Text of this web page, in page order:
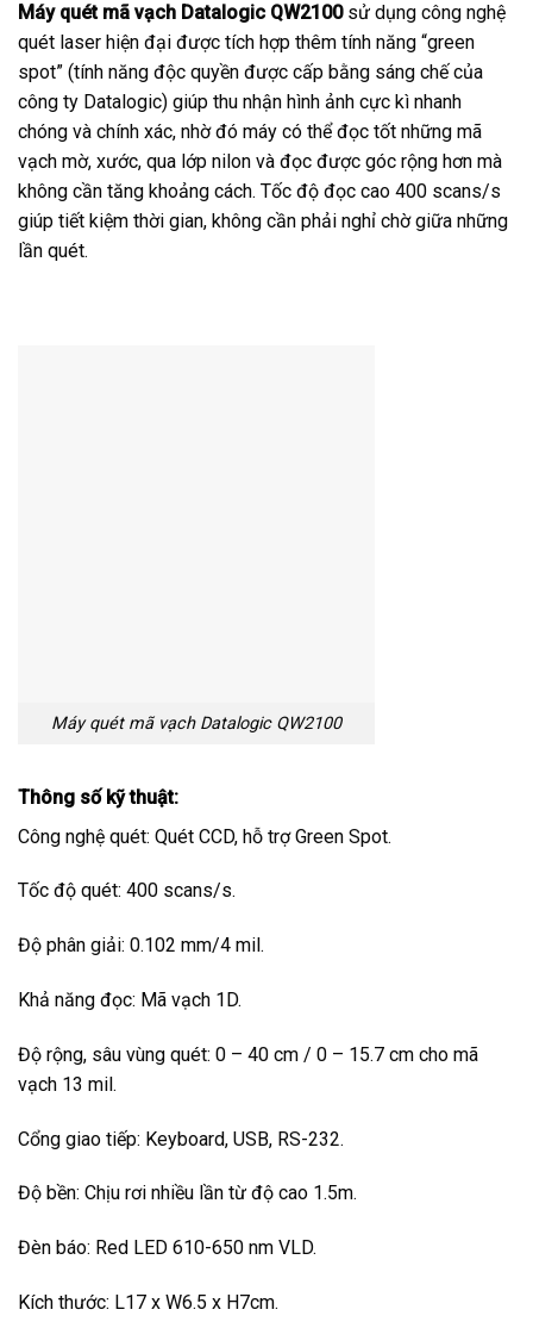
Máy quét mã vạch Datalogic QW2100sử dụng công nghệ
quét laser hiện đại được tích hợp thêm tính năng “green
spot” (tính năng độc quyền được cấp bằng sáng chế của
công ty Datalogic) giúp thu nhận hình ảnh cực kì nhanh
chóng và chính xác, nhờ đó máy có thể đọc tốt những mã
vạch mờ, xước, qua lớp nilon và đọc được góc rộng hơn mà
không cần tăng khoảng cách. Tốc độ đọc cao 400 scans/s
giúp tiết kiệm thời gian, không cần phải nghỉ chờ giữa những
lần quét.
Máy quét mã vạch Datalogic QW2100
Thông số kỹ thuật:
Công nghệ quét: Quét CCD, hỗ trợ Green Spot.
Tốc độ quét: 400 scans/s.
Độ phân giải: 0.102 mm/4 mil.
Khả năng đọc: Mã vạch 1D.
Độ rộng, sâu vùng quét: 0 – 40 cm / 0 – 15.7 cm cho mã
vạch 13 mil.
Cổng giao tiếp: Keyboard, USB, RS-232.
Độ bền: Chịu rơi nhiều lần từ độ cao 1.5m.
Đèn báo: Red LED 610-650 nm VLD.
Kích thước: L17 x W6.5 x H7cm.